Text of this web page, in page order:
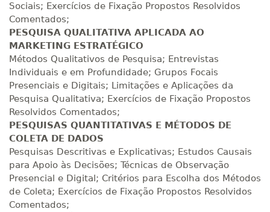
360 H 45dias 120 dias
R$ 1.784,48
380 H 48 dias 150dias
R$ 1.883,61
Matricular
400 H 50 dias
R$ 1.982,74
420 H 53dias 150dias
R$ 2.082,12
Matricular
Sociais; Exercícios de Fixação Propostos Resolvidos
Comentados;
PESQUISA QUALITATIVA APLICADA AO
MARKETING ESTRATÉGICO
Métodos Qualitativos de Pesquisa; Entrevistas
Individuais e em Profundidade; Grupos Focais
Presenciais e Digitais; Limitações e Aplicações da
Pesquisa Qualitativa; Exercícios de Fixação Propostos
Resolvidos Comentados;
PESQUISAS QUANTITATIVAS E MÉTODOS DE
COLETA DE DADOS
Pesquisas Descritivas e Explicativas; Estudos Causais
para Apoio às Decisões; Técnicas de Observação
Presencial e Digital; Critérios para Escolha dos Métodos
de Coleta; Exercícios de Fixação Propostos Resolvidos
Comentados;